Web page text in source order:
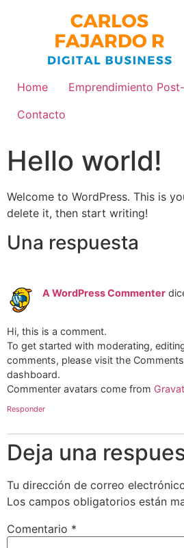
Home
Emprendimiento
Contacto
Hello world!
Welcome to WordPress. This is
delete it, then start writing!
Una respuesta
A WordPress Commenter
Hi, this is a comment.
To get started with moderating,
comments, please visit the
dashboard.
Commenter avatars come from
Responder
Deja una
Tu dirección de correo
Los campos obligatorios están
Comentario *